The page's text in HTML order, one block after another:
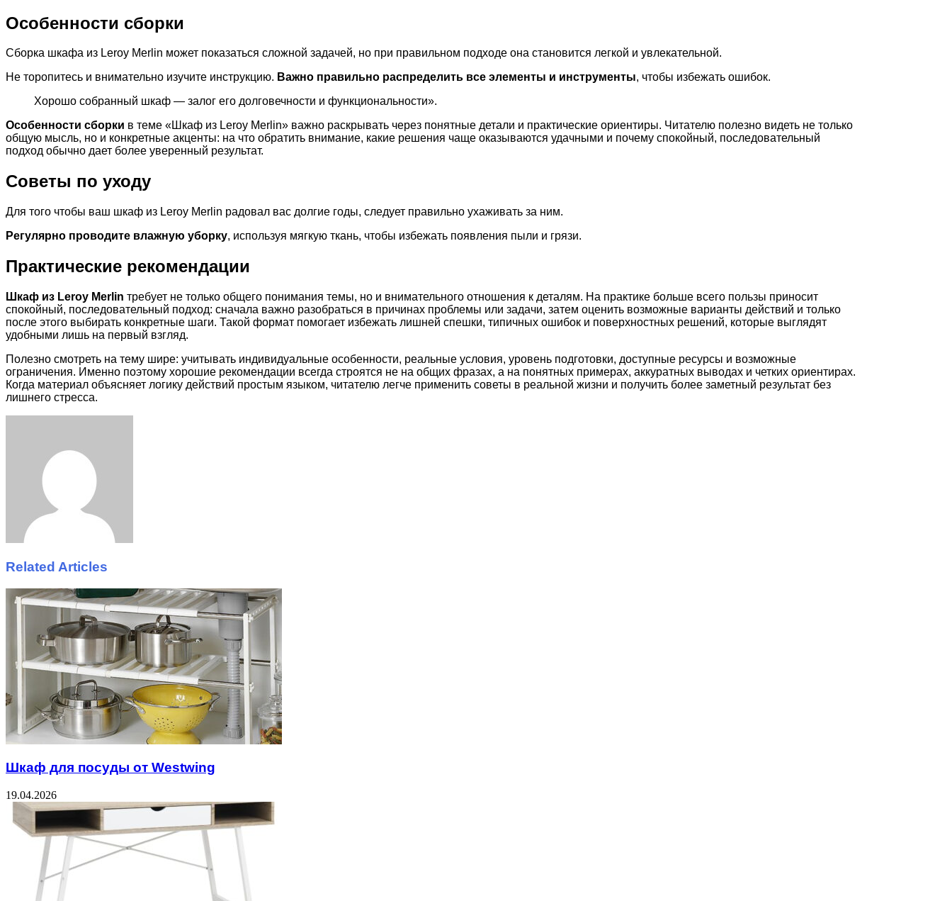
Особенности сборки
Сборка шкафа из Leroy Merlin может показаться сложной задачей, но при правильном подходе она становится легкой и увлекательной.
Не торопитесь и внимательно изучите инструкцию. Важно правильно распределить все элементы и инструменты, чтобы избежать ошибок.
Хорошо собранный шкаф — залог его долговечности и функциональности».
Особенности сборки в теме «Шкаф из Leroy Merlin» важно раскрывать через понятные детали и практические ориентиры. Читателю полезно видеть не только
общую мысль, но и конкретные акценты: на что обратить внимание, какие решения чаще оказываются удачными и почему спокойный, последовательный
подход обычно дает более уверенный результат.
Советы по уходу
Для того чтобы ваш шкаф из Leroy Merlin радовал вас долгие годы, следует правильно ухаживать за ним.
Регулярно проводите влажную уборку, используя мягкую ткань, чтобы избежать появления пыли и грязи.
Практические рекомендации
Шкаф из Leroy Merlin требует не только общего понимания темы, но и внимательного отношения к деталям. На практике больше всего пользы приносит
спокойный, последовательный подход: сначала важно разобраться в причинах проблемы или задачи, затем оценить возможные варианты действий и только
после этого выбирать конкретные шаги. Такой формат помогает избежать лишней спешки, типичных ошибок и поверхностных решений, которые выглядят
удобными лишь на первый взгляд.
Полезно смотреть на тему шире: учитывать индивидуальные особенности, реальные условия, уровень подготовки, доступные ресурсы и возможные
ограничения. Именно поэтому хорошие рекомендации всегда строятся не на общих фразах, а на понятных примерах, аккуратных выводах и четких ориентирах.
Когда материал объясняет логику действий простым языком, читателю легче применить советы в реальной жизни и получить более заметный результат без
лишнего стресса.
Related Articles
Шкаф для посуды от Westwing
19.04.2026